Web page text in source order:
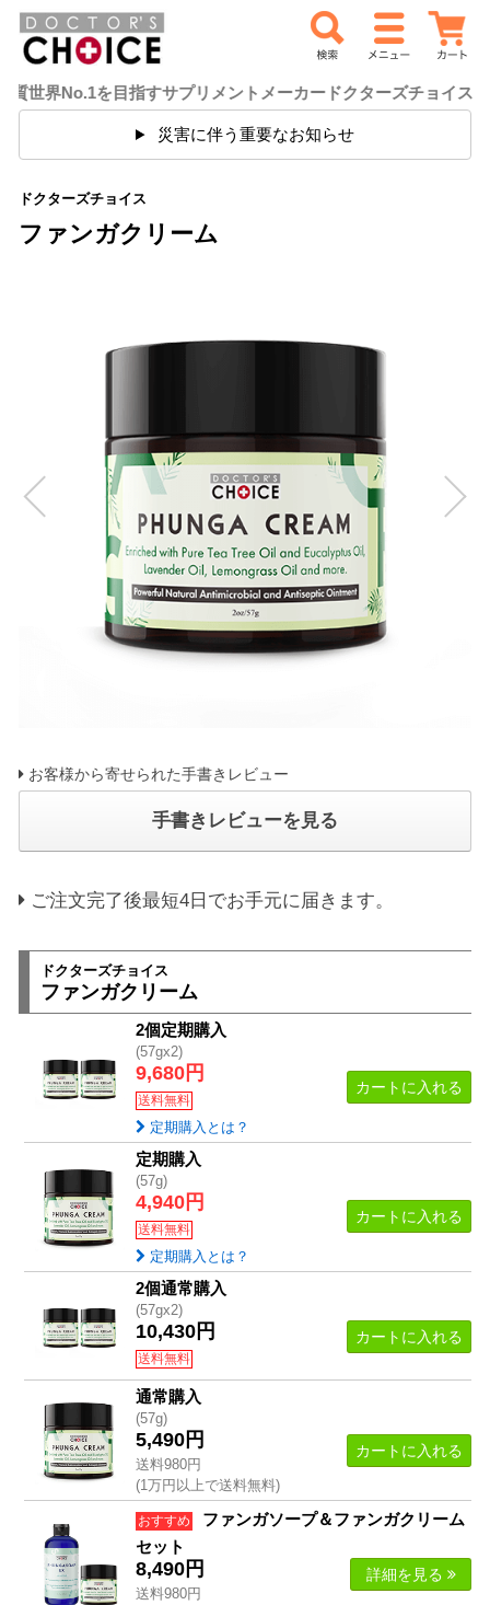
サプリメントメーカードクターズチョイス ご満足
災害に伴う重要なお知らせ
ドクターズチョイス
ファンガクリーム
お客様から寄せられた手書きレビュー
手書きレビューを見る
ご注文完了後最短4日でお手元に届きます。
ドクターズチョイス
ファンガクリーム
2個定期購入
(57gx2)
9,680円
送料無料
カートに入れる
定期購入とは？
定期購入
(57g)
4,940円
送料無料
カートに入れる
定期購入とは？
2個通常購入
(57gx2)
10,430円
送料無料
カートに入れる
通常購入
(57g)
5,490円
送料980円
(1万円以上で送料無料)
カートに入れる
おすすめ
ファンガソープ＆ファンガクリーム
セット
8,490円
送料980円
詳細を見る